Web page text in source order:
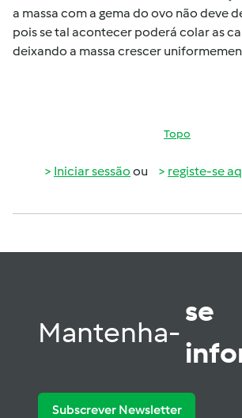
a massa com a gema do ovo não deve
pois se tal acontecer poderá colar as
deixando a massa crescer
Topo
Iniciar sessão ou registe-se
Mantenha-
se
Subscrever Newsletter